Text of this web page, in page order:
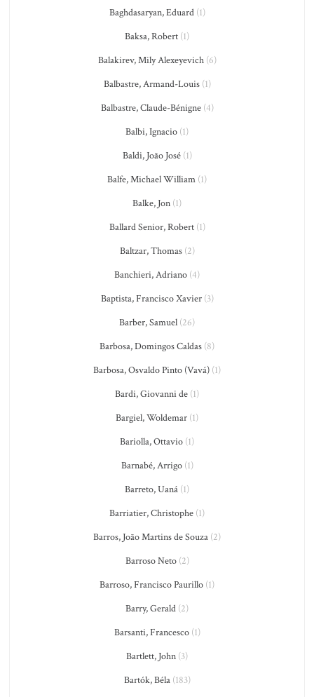
Baghdasaryan, Eduard(1)
Baksa, Robert (1)
Balakirev, Mily Alexeyevich(6)
Balbastre, Armand-Louis(1)
Balbastre, Claude-Bénigne(4)
Balbi, Ignacio (1)
Baldi, João José(1)
Balfe, Michael William (1)
Balke, Jon (1)
Ballard Senior, Robert(1)
Baltzar, Thomas(2)
Banchieri, Adriano (4)
Baptista, Francisco Xavier(3)
Barber, Samuel (26)
Barbosa, Domingos Caldas (8)
Barbosa, Osvaldo Pinto (Vavá) (1)
Bardi, Giovanni de (1)
Bargiel, Woldemar (1)
Bariolla, Ottavio (1)
Barnabé, Arrigo(1)
Barreto, Uaná (1)
Barriatier, Christophe (1)
Barros, João Martins de Souza (2)
Barroso Neto(2)
Barroso, Francisco Paurillo (1)
Barry, Gerald (2)
Barsanti, Francesco(1)
Bartlett, John (3)
Bartók, Béla(183)